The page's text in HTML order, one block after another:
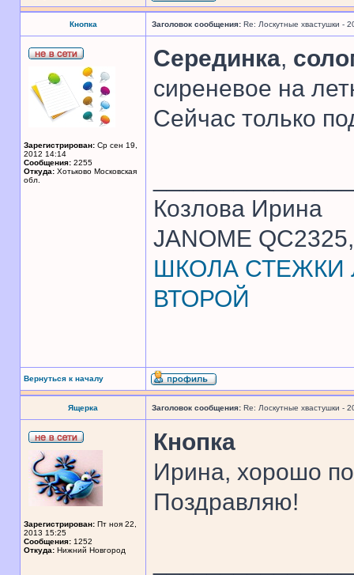
Кнопка Заголовок сообщения: Re: Лоскутные хвастушки -
Зарегистрирован: Ср сен 19,
2012 14:14
Сообщения: 2255
Откуда: Хотьково Московская
обл.
Серединка,
сиреневое на
Сейчас только
Козлова Ирина
JANOME
ШКОЛА СТЕЖКИ
ВТОРОЙ
Вернуться к началу
Ящерка Заголовок сообщения: Re: Лоскутные хвастушки -
Зарегистрирован: Пт ноя 22,
2013 15:25
Сообщения: 1252
Откуда: Нижний Новгород
Кнопка
Ирина, хорошо
Поздравляю!